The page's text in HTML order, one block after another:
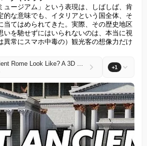
ュージアム」という表現は、しばしば、肯
的な意味でも、イタリアという国全体、そ
当てはめられてきた。実際、その歴史地区
いを馳せずにはいられないのは、本当に視
異常にスマホ中毒の）観光客の想像力だけ
What Did Ancient Rome Look Like? A 3D Virtual Tour of the City During the Second Century AD +1